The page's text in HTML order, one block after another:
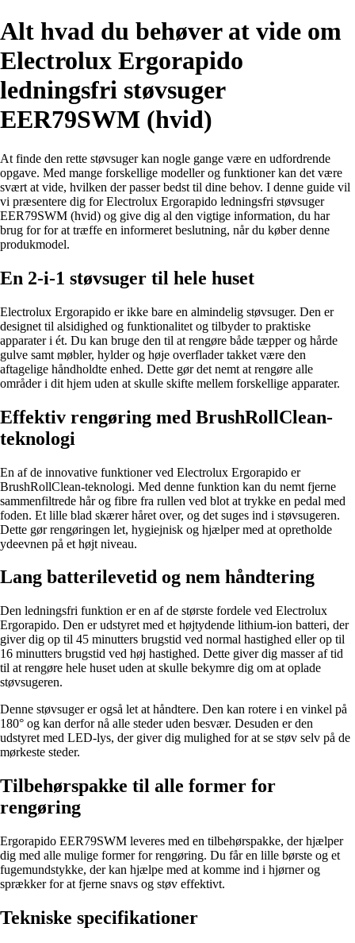
Alt hvad du behøver at vide om
Electrolux Ergorapido
ledningsfri støvsuger
EER79SWM (hvid)
At finde den rette støvsuger kan nogle gange være en udfordrende
opgave. Med mange forskellige modeller og funktioner kan det være
svært at vide, hvilken der passer bedst til dine behov. I denne guide vil
vi præsentere dig for Electrolux Ergorapido ledningsfri støvsuger
EER79SWM (hvid) og give dig al den vigtige information, du har
brug for for at træffe en informeret beslutning, når du køber denne
produkmodel.
En 2-i-1 støvsuger til hele huset
Electrolux Ergorapido er ikke bare en almindelig støvsuger. Den er
designet til alsidighed og funktionalitet og tilbyder to praktiske
apparater i ét. Du kan bruge den til at rengøre både tæpper og hårde
gulve samt møbler, hylder og høje overflader takket være den
aftagelige håndholdte enhed. Dette gør det nemt at rengøre alle
områder i dit hjem uden at skulle skifte mellem forskellige apparater.
Effektiv rengøring med BrushRollClean-
teknologi
En af de innovative funktioner ved Electrolux Ergorapido er
BrushRollClean-teknologi. Med denne funktion kan du nemt fjerne
sammenfiltrede hår og fibre fra rullen ved blot at trykke en pedal med
foden. Et lille blad skærer håret over, og det suges ind i støvsugeren.
Dette gør rengøringen let, hygiejnisk og hjælper med at opretholde
ydeevnen på et højt niveau.
Lang batterilevetid og nem håndtering
Den ledningsfri funktion er en af de største fordele ved Electrolux
Ergorapido. Den er udstyret med et højtydende lithium-ion batteri, der
giver dig op til 45 minutters brugstid ved normal hastighed eller op til
16 minutters brugstid ved høj hastighed. Dette giver dig masser af tid
til at rengøre hele huset uden at skulle bekymre dig om at oplade
støvsugeren.
Denne støvsuger er også let at håndtere. Den kan rotere i en vinkel på
180° og kan derfor nå alle steder uden besvær. Desuden er den
udstyret med LED-lys, der giver dig mulighed for at se støv selv på de
mørkeste steder.
Tilbehørspakke til alle former for
rengøring
Ergorapido EER79SWM leveres med en tilbehørspakke, der hjælper
dig med alle mulige former for rengøring. Du får en lille børste og et
fugemundstykke, der kan hjælpe med at komme ind i hjørner og
sprækker for at fjerne snavs og støv effektivt.
Tekniske specifikationer